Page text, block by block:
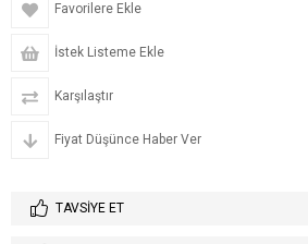
Favorilere Ekle
İstek Listeme Ekle
Karşılaştır
Fiyat Düşünce Haber Ver
TAVSIYE ET